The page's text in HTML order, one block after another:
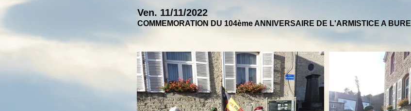
Ven. 11/11/2022
COMMEMORATION DU 104ème ANNIVERSAIRE DE L'ARMISTICE A BURE